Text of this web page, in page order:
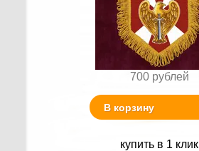
700 рублей
В корзину
купить в 1 клик